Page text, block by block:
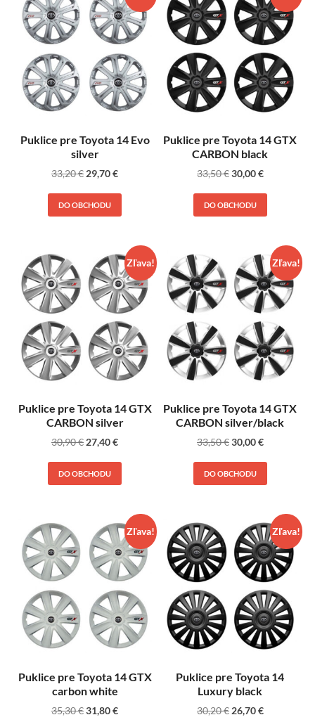
Puklice pre Toyota 14 Evo
silver
33,20€29,70€
DO OBCHODU
Puklice pre Toyota 14 GTX
CARBON black
33,50€30,00€
DO OBCHODU
Zľava!
Puklice pre Toyota 14 GTX
CARBON silver
30,90€ 27,40€
DO OBCHODU
Zľava!
Puklice pre Toyota 14 GTX
CARBON silver/black
33,50€30,00€
DO OBCHODU
Zľava!
Puklice pre Toyota 14 GTX
carbon white
35,30€31,80€
Zľava!
Puklice pre Toyota 14
Luxury black
30,20€ 26,70€